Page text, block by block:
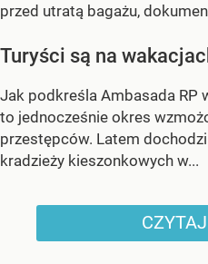
przed utratą bagażu,
Turyści są na
Jak podkreśla Ambasada RP
to jednocześnie okres
przestępców. Latem
kradzieży kieszonkowych w...